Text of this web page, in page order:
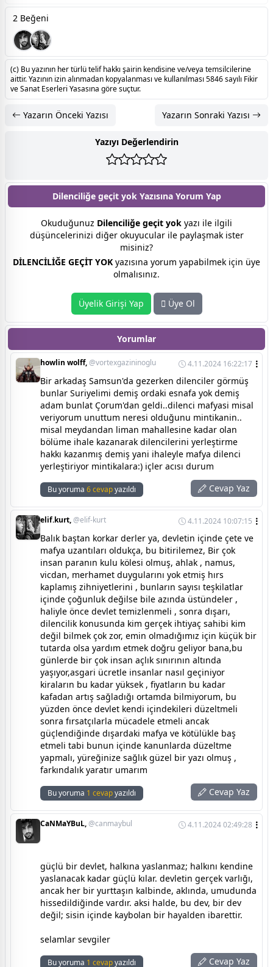
2 Beğeni
(c) Bu yazının her türlü telif hakkı şairin kendisine ve/veya temsilcilerine
aittir. Yazının izin alınmadan kopyalanması ve kullanılması 5846 sayılı Fikir
ve Sanat Eserleri Yasasına göre suçtur.
Yazarın Önceki Yazısı Yazarın Sonraki Yazısı
Yazıyı Değerlendirin
Dilenciliğe geçit yok Yazısına Yorum Yap
Okuduğunuz Dilenciliğe geçit yok yazı ile ilgili
düşüncelerinizi diğer okuyucular ile paylaşmak ister
misiniz?
DİLENCİLİĞE GEÇİT YOK yazısına yorum yapabilmek için üye
olmalısınız.
Üyelik Girişi Yap Üye Ol
Yorumlar
howlin wolff,@vortexgazininoglu 4.11.2024 16:22:17
Bir arkadaş Samsun'da gezerken dilenciler görmüş
bunlar Suriyelimi demiş ordaki esnafa yok demiş
adam bunlat Çorum'dan geldi..dilenci mafyasi misal
veriyorum unuttum neresi olduğunu mintikanin..
misal meydandan liman mahallesine kadar olan
bölüme ihale kazanarak dilencilerini yerleştirme
hakkı kazanmış demiş yani ihaleyle mafya dilenci
yerleştiriyor mintikalara:) içler acısı durum
Bu yoruma 6 cevapyazıldı Cevap Yaz
elif.kurt,@elif-kurt 4.11.2024 10:07:15
Balık baştan korkar derler ya, devletin içinde çete ve
mafya uzantıları oldukça, bu bitirilemez, Bir çok
insan paranın kulu kölesi olmuş, ahlak , namus,
vicdan, merhamet duygularını yok etmiş hırs
kaplamış zihniyetlerini , bunların sayısı teşkilatlar
içinde çoğunluk değilse bile azında üstündeler ,
haliyle önce devlet temizlenmeli , sonra dışarı,
dilencilik konusunda kim gerçek ihtiyaç sahibi kim
değil bilmek çok zor, emin olmadığımız için küçük bir
tutarda olsa yardım etmek doğru geliyor bana,bu
günlerde bir çok insan açlık sınırının altında
yaşıyor,asgari ücretle insanlar nasıl geçiniyor
kiraların bu kadar yüksek , fiyatların bu kadar
kafadan artış sağladığı ortamda bilmiyorum, bu
yüzden önce devlet kendi içindekileri düzeltmeli
sonra fırsatçılarla mücadele etmeli ancak
güçlendiğinde dışardaki mafya ve kötülükle baş
etmeli tabi bunun içinde kanunlarda düzeltme
yapmalı, yüreğinize sağlık güzel bir yazı olmuş ,
farkındalık yaratır umarım
Bu yoruma 1 cevapyazıldı Cevap Yaz
CaNMaYBuL,@canmaybul 4.11.2024 02:49:28
güçlü bir devlet, halkına yaslanmaz; halkını kendine
yaslanacak kadar güçlü kılar. devletin gerçek varlığı,
ancak her bir yurttaşın kalbinde, aklında, umudunda
hissedildiğinde vardır. aksi halde, bu dev, bir dev
değil; sisin içinde kaybolan bir hayalden ibarettir.
selamlar sevgiler
Bu yoruma 1 cevapyazıldı Cevap Yaz